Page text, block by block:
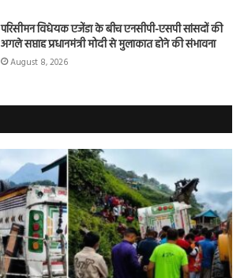
परिसीमन विधेयक एजेंडा के बीच एनसीपी-एसपी सांसदों की
अगले सप्ताह प्रधानमंत्री मोदी से मुलाकात होने की संभावना
August 8, 2026